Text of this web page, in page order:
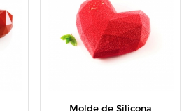
Molde de Silicona